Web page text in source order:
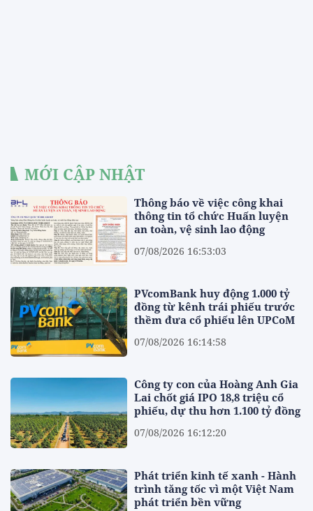
MỚI CẬP NHẬT
Thông báo về việc công khai
thông tin tổ chức Huấn luyện
an toàn, vệ sinh lao động
07/08/2026 16:53:03
PVcomBank huy động 1.000 tỷ
đồng từ kênh trái phiếu trước
thềm đưa cổ phiếu lên UPCoM
07/08/2026 16:14:58
Công ty con của Hoàng Anh Gia
Lai chốt giá IPO 18,8 triệu cổ
phiếu, dự thu hơn 1.100 tỷ đồng
07/08/2026 16:12:20
Phát triển kinh tế xanh - Hành
trình tăng tốc vì một Việt Nam
phát triển bền vững